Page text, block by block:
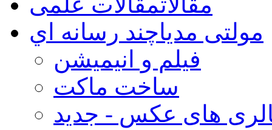
مولتی مدیاچند رسانه اي
فیلم و انیمیشن
ساخت ماکت
های عکس - جدید